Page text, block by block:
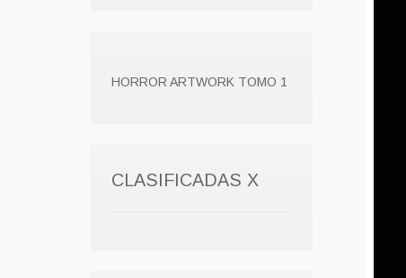
HORROR ARTWORK TOMO 1
CLASIFICADAS X